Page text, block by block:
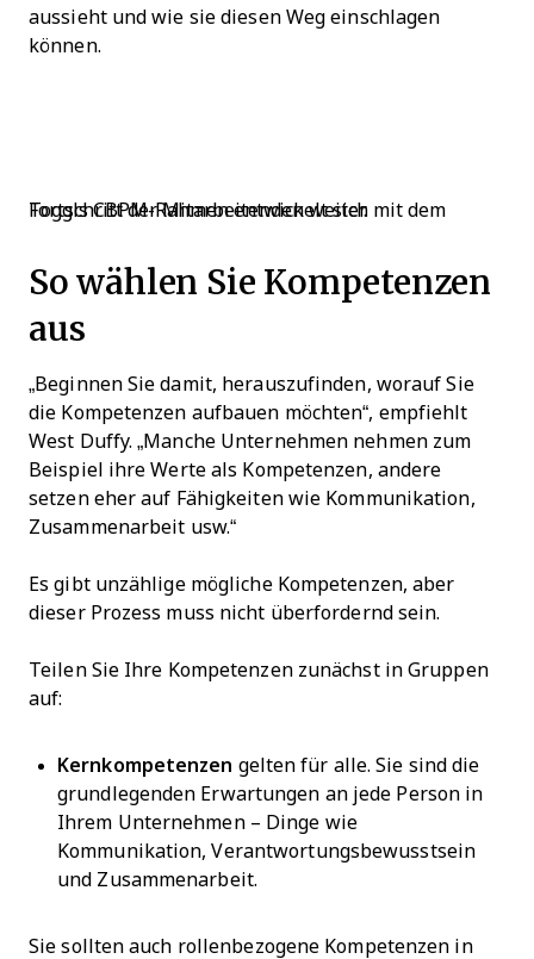
aussieht und wie sie diesen Weg einschlagen
können.
Toggls CBPM-Rahmen entwickelt sich mit dem Fortschritt der Mitarbeitenden weiter.
So wählen Sie Kompetenzen
aus
„Beginnen Sie damit, herauszufinden, worauf Sie
die Kompetenzen aufbauen möchten“, empfiehlt
West Duffy. „Manche Unternehmen nehmen zum
Beispiel ihre Werte als Kompetenzen, andere
setzen eher auf Fähigkeiten wie Kommunikation,
Zusammenarbeit usw.“
Es gibt unzählige mögliche Kompetenzen, aber
dieser Prozess muss nicht überfordernd sein.
Teilen Sie Ihre Kompetenzen zunächst in Gruppen
auf:
Kernkompetenzen gelten für alle. Sie sind die
grundlegenden Erwartungen an jede Person in
Ihrem Unternehmen – Dinge wie
Kommunikation, Verantwortungsbewusstsein
und Zusammenarbeit.
Sie sollten auch rollenbezogene Kompetenzen in